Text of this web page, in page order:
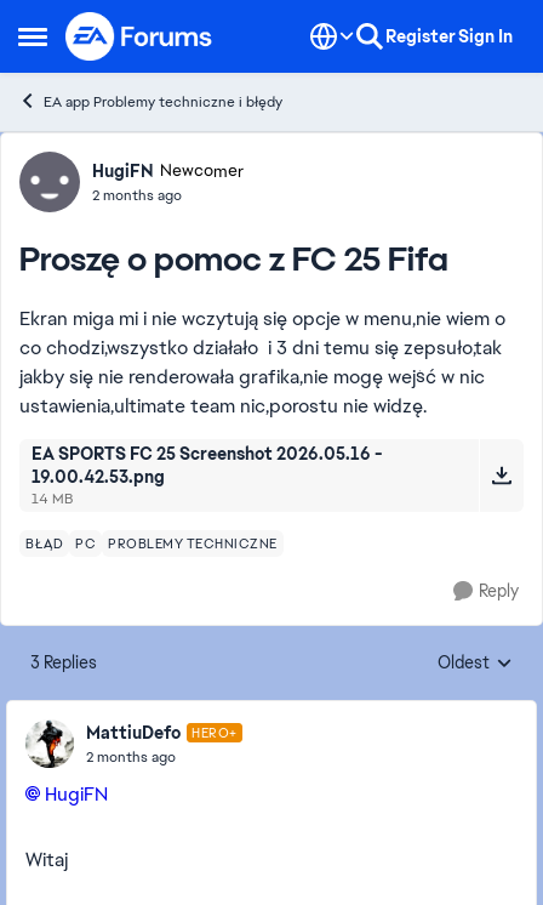
Open Side Menu
Skip to content RegisterSign In
EA app Problemy techniczne i błędy
Forum Discussion
HugiFN Newcomer
2 months ago
Proszę o pomoc z FC 25 Fifa
Ekran miga mi i nie wczytują się opcje w menu,nie wiem o
co chodzi,wszystko działało i 3 dni temu się zepsuło,tak
jakby się nie renderowała grafika,nie mogę wejść w nic
ustawienia,ultimate team nic,porostu nie widzę.
EA SPORTS FC 25 Screenshot 2026.05.16 -
19.00.42.53.png
14 MB
BŁĄD PC PROBLEMY TECHNICZNE
Reply
3 Replies Replies
Oldest
MattiuDefo HERO+
2 months ago
HugiFN​
Witaj